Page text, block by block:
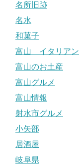
名所旧跡
名水
和菓子
富山 イタリアン
富山のお土産
富山グルメ
富山情報
射水市グルメ
小矢部
居酒屋
岐阜県